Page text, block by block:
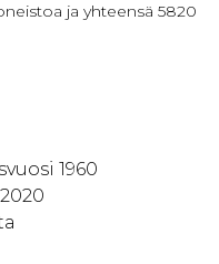
ja yhteensä 5820
1960